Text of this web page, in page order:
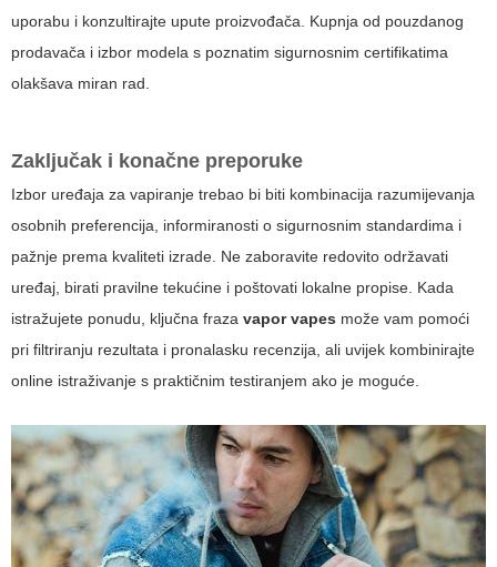
uporabu i konzultirajte upute proizvođača. Kupnja od pouzdanog
prodavača i izbor modela s poznatim sigurnosnim certifikatima
olakšava miran rad.
Zaključak i konačne preporuke
Izbor uređaja za vapiranje trebao bi biti kombinacija razumijevanja
osobnih preferencija, informiranosti o sigurnosnim standardima i
pažnje prema kvaliteti izrade. Ne zaboravite redovito održavati
uređaj, birati pravilne tekućine i poštovati lokalne propise. Kada
istražujete ponudu, ključna fraza vapor vapes može vam pomoći
pri filtriranju rezultata i pronalasku recenzija, ali uvijek kombinirajte
online istraživanje s praktičnim testiranjem ako je moguće.